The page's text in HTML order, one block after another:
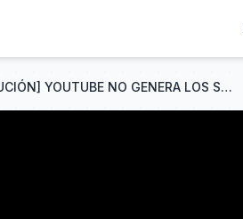
[SOLUCIÓN] YOUTUBE NO GENERA LOS SUBTITULOS AUTOMÁTICAMENTE | CREAR SUBTITULOS SIN SOFTWARE